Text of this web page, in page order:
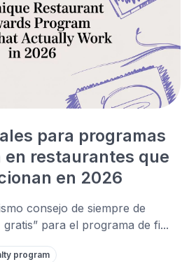
para programas
restaurantes que
en 2026
consejo de siempre de
gratis” para el programa de fi...
program